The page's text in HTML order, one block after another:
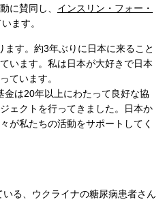
に賛同し、 インスリン・フォー・
ます。
す。約3年ぶりに日本に来ること
います。私は日本が大好きで日本
ています。
は20年以上にわたって良好な協
ェクトを行ってきました。日本か
が私たちの活動をサポートしてく
る、ウクライナの糖尿病患者さん